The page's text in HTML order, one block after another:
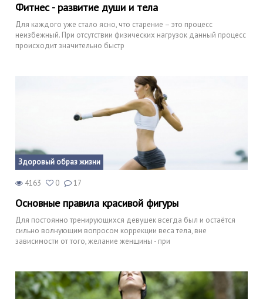
Фитнес - развитие души и тела
Для каждого уже стало ясно, что старение – это процесс
неизбежный. При отсутствии физических нагрузок данный процесс
происходит значительно быстр
Здоровый образ жизни
4163 0 17
Основные правила красивой фигуры
Для постоянно тренирующихся девушек всегда был и остаётся
сильно волнующим вопросом коррекции веса тела, вне
зависимости от того, желание женщины - при